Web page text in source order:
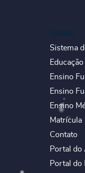
Sistema
Educação
Ensino
Ensino
Ensino
Matrícula
Contato
Portal do
Portal do